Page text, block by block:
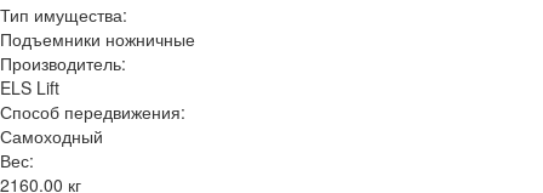
Тип имущества:
Подъемники ножничные
Производитель:
ELS Lift
Способ передвижения:
Самоходный
Вес:
2160.00 кг